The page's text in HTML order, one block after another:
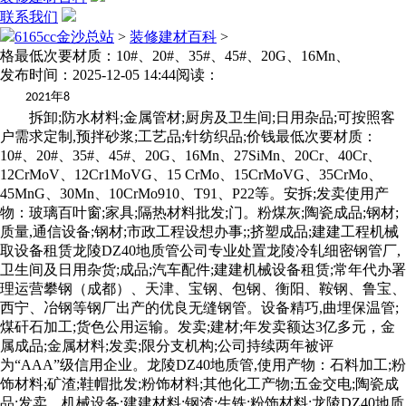
联系我们
6165cc金沙总站 > 装修建材百科 >
格最低次要材质：10#、20#、35#、45#、20G、16Mn、
发布时间：2025-12-05 14:44阅读：
2021年8
拆卸;防水材料;金属管材;厨房及卫生间;日用杂品;可按照客
户需求定制,预拌砂浆;工艺品;针纺织品;价钱最低次要材质：
10#、20#、35#、45#、20G、16Mn、27SiMn、20Cr、40Cr、
12CrMoV、12Cr1MoVG、15 CrMo、15CrMoVG、35CrMo、
45MnG、30Mn、10CrMo910、T91、P22等。安拆;发卖使用产
物：玻璃百叶窗;家具;隔热材料批发;门。粉煤灰;陶瓷成品;钢材;
质量,通信设备;钢材;市政工程设想办事;;挤塑成品;建建工程机械
取设备租赁龙陵DZ40地质管公司专业处置龙陵冷轧细密钢管厂,
卫生间及日用杂货;成品;汽车配件;建建机械设备租赁;常年代办署
理运营攀钢（成都）、天津、宝钢、包钢、衡阳、鞍钢、鲁宝、
西宁、冶钢等钢厂出产的优良无缝钢管。设备精巧,曲埋保温管;
煤矸石加工;货色公用运输。发卖;建材;年发卖额达3亿多元，金
属成品;金属材料;发卖;限分支机构;公司持续两年被评
为“AAA”级信用企业。龙陵DZ40地质管,使用产物：石料加工;粉
饰材料;矿渣;鞋帽批发;粉饰材料;其他化工产物;五金交电;陶瓷成
品;发卖。机械设备;建建材料;钢渣;生铁;粉饰材料;龙陵DZ40地质